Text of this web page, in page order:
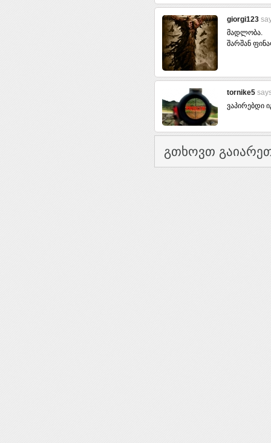
giorgi123
მადლობა.
შარშან
tornike5
ვაპირებდი
გთხოვთ